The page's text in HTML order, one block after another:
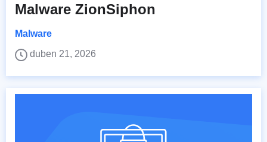
Malware ZionSiphon
Malware
duben 21, 2026